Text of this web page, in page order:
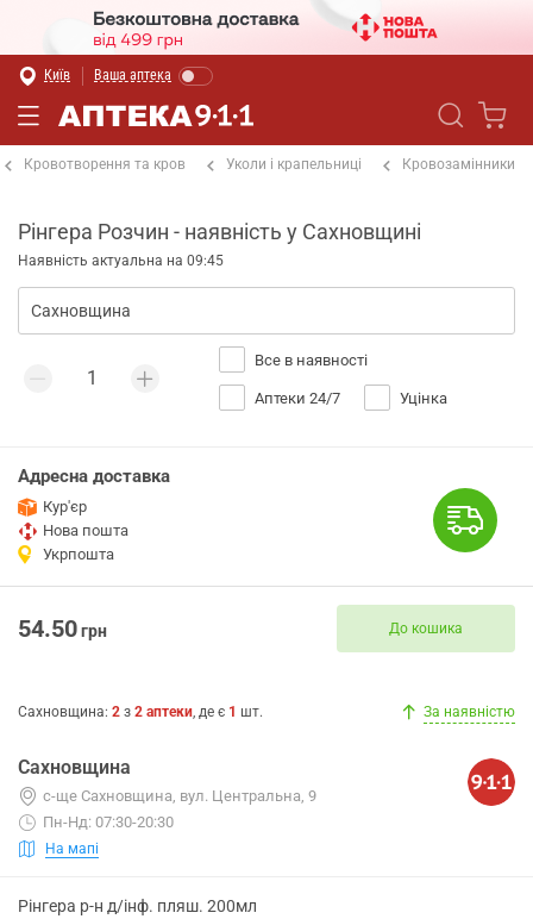
Київ Ваша аптека
Кровотворення та кров Уколи і крапельниці Кровозамінники
Рінгера Розчин - наявність у Сахновщині
Наявність актуальна на 09:45
Все в наявності
Аптеки 24/7 Уцінка
Адресна доставка
Кур'єр
Нова пошта
Укрпошта
54.50грн До кошика
Сахновщина: 2 з 2 аптеки, де є 1 шт. За наявністю
Сахновщина
с-ще Сахновщина, вул. Центральна, 9
Пн-Нд: 07:30-20:30
На мапі
Рінгера р-н д/інф. пляш. 200мл